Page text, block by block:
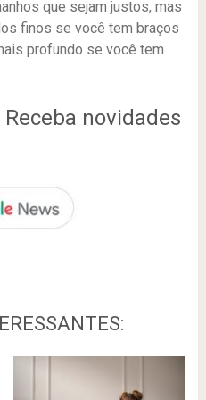
que sejam justos, mas
finos se você tem braços
profundo se você tem
novidades